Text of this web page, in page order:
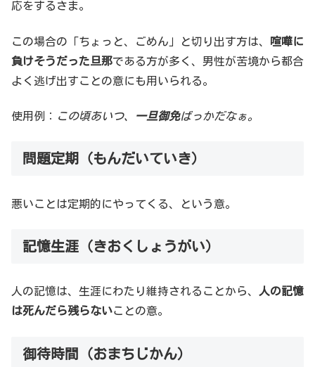
応をするさま。
この場合の「ちょっと、ごめん」と切り出す方は、
喧嘩に
負けそうだった旦那である方が多く、男性が苦境から都合
よく逃げ出すことの意にも用いられる。
使用例： この頃あいつ、 一旦御免ばっかだなぁ。
問題定期（もんだいていき）
悪いことは定期的にやってくる、という意。
記憶生涯（きおくしょうがい）
人の記憶は、生涯にわたり維持されることから、
人の記憶
は死んだら残らないことの意。
御待時間（おまちじかん）